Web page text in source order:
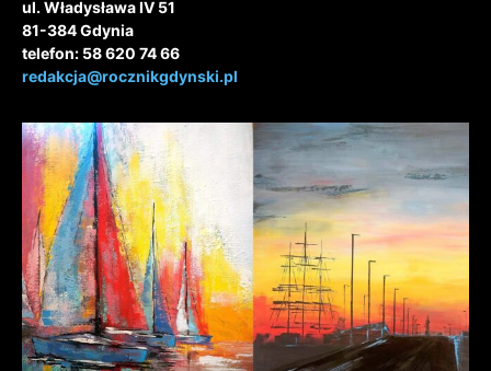
ul. Władysława IV 51
81-384 Gdynia
telefon: 58 620 74 66
redakcja@rocznikgdynski.pl